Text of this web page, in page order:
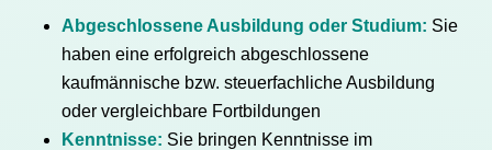
Abgeschlossene Ausbildung oder Studium: Sie
haben eine erfolgreich abgeschlossene
kaufmännische bzw. steuerfachliche Ausbildung
oder vergleichbare Fortbildungen
Kenntnisse: Sie bringen Kenntnisse im